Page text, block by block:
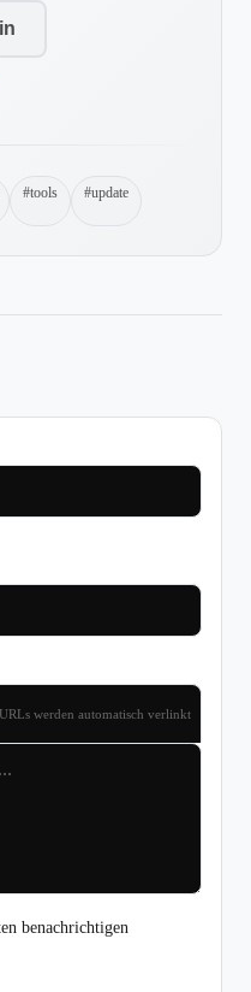
#tools #update
URLs werden automatisch verlinkt
benachrichtigen